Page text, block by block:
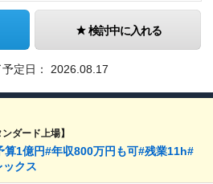
検討中に入れる
定日： 2026.08.17
ダード上場】
算1億円#年収800万円も可#残業11h#
クス